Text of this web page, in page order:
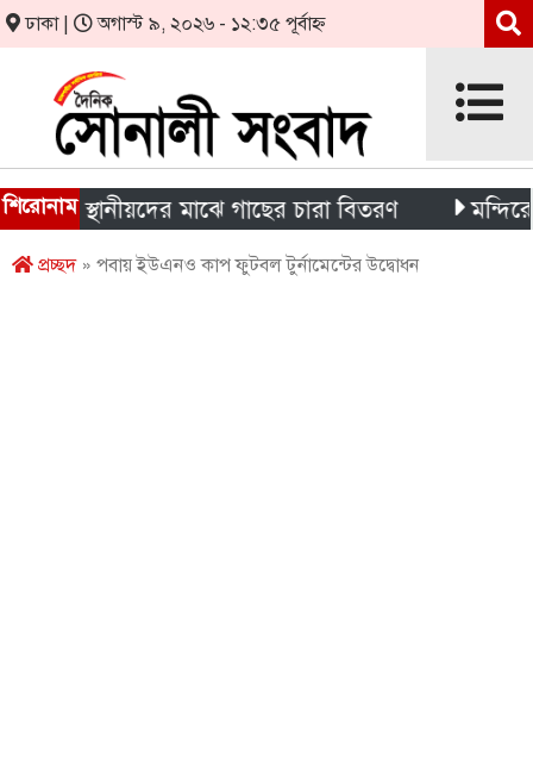
ঢাকা | অগাস্ট ৯, ২০২৬ - ১২:৩৫ পূর্বাহ্ন
শিরোনাম
ও স্থানীয়দের মাঝে গাছের চারা বিতরণ মন্দিরের
প্রচ্ছদ» পবায় ইউএনও কাপ ফুটবল টুর্নামেন্টের উদ্বোধন